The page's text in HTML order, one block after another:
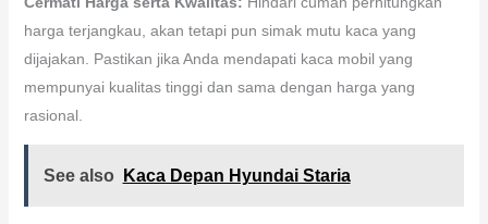
harga terjangkau, akan tetapi pun simak mutu kaca yang
dijajakan. Pastikan jika Anda mendapati kaca mobil yang
mempunyai kualitas tinggi dan sama dengan harga yang
rasional.
See also Kaca Depan Hyundai Staria